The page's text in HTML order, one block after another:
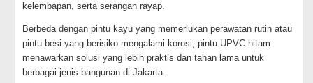
kelembapan, serta serangan rayap.
Berbeda dengan pintu kayu yang memerlukan perawatan rutin atau
pintu besi yang berisiko mengalami korosi, pintu UPVC hitam
menawarkan solusi yang lebih praktis dan tahan lama untuk
berbagai jenis bangunan di Jakarta.